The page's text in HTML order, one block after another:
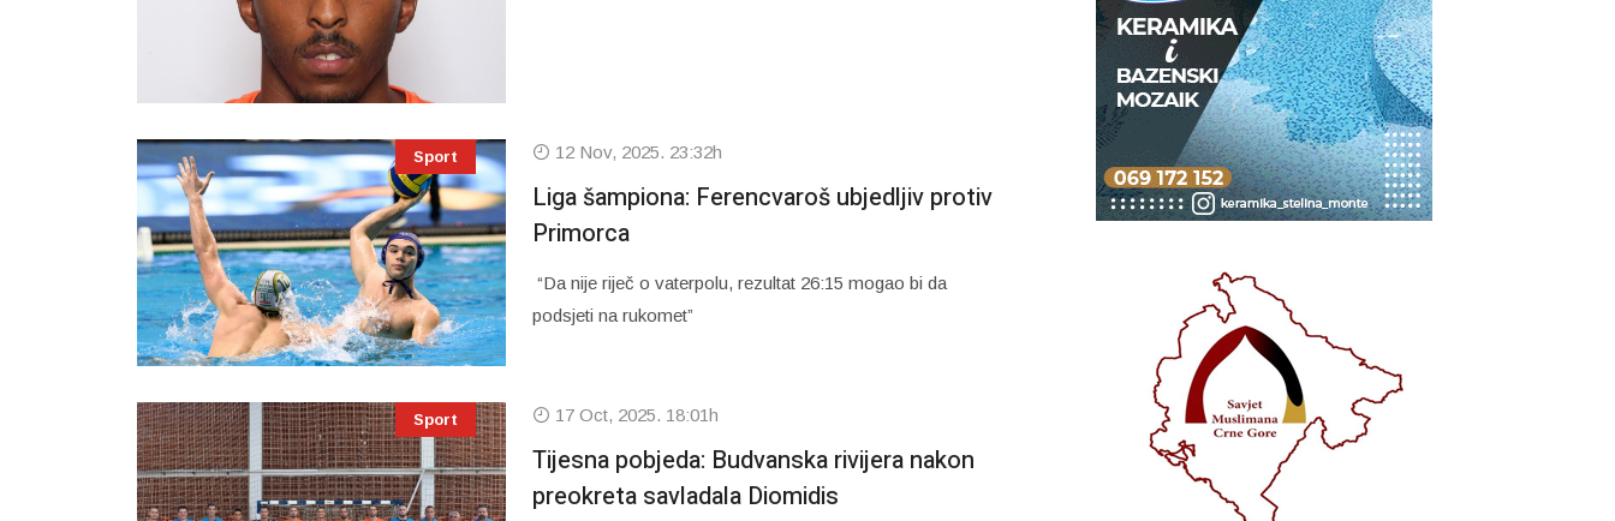
Sport 12 Nov, 2025. 23:32h
Liga šampiona: Ferencvaroš ubjedljiv protiv
Primorca
“Da nije riječ o vaterpolu, rezultat 26:15 mogao bi da
podsjeti na rukomet”
Sport 17 Oct, 2025. 18:01h
Tijesna pobjeda: Budvanska rivijera nakon
preokreta savladala Diomidis